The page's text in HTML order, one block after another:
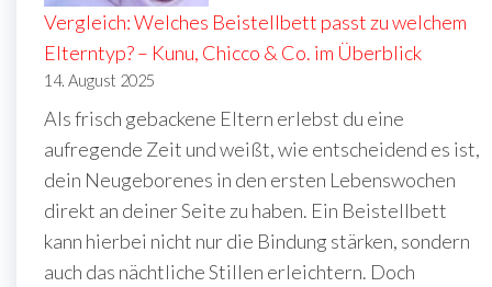
Vergleich: Welches Beistellbett passt zu welchem
Elterntyp? – Kunu, Chicco & Co. im Überblick
14. August 2025
Als frisch gebackene Eltern erlebst du eine
aufregende Zeit und weißt, wie entscheidend es ist,
dein Neugeborenes in den ersten Lebenswochen
direkt an deiner Seite zu haben. Ein Beistellbett
kann hierbei nicht nur die Bindung stärken, sondern
auch das nächtliche Stillen erleichtern. Doch